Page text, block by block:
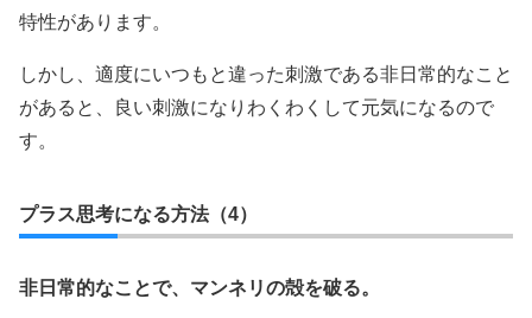
特性があります。
しかし、適度にいつもと違った刺激である非日常的なこと
があると、良い刺激になりわくわくして元気になるので
す。
プラス思考になる方法（4）
非日常的なことで、マンネリの殻を破る。